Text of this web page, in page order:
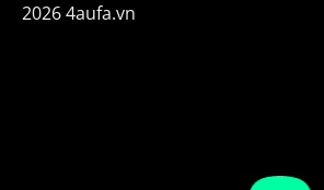
2026 4aufa.vn